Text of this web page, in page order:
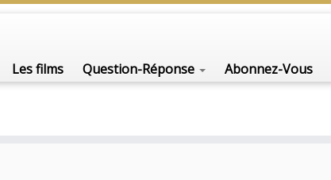
Les films Question-Réponse Abonnez-Vous